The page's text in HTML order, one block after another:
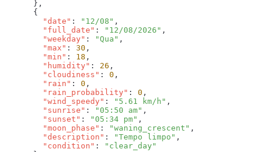
        "date"
: "12/08"
        "full_date"
: "12/08/2026"
        "weekday"
: "Qua"
        "max"
: 30
        "min"
: 18
        "humidity"
: 26
        "cloudiness"
: 0
        "rain"
: 0
        "rain_probability"
: 0
        "wind_speedy"
: "5.61 km/h"
        "sunrise"
: "05:50 am"
        "sunset"
: "05:34 pm"
        "moon_phase"
: "waning_crescent"
        "description"
: "Tempo limpo"
        "condition"
: